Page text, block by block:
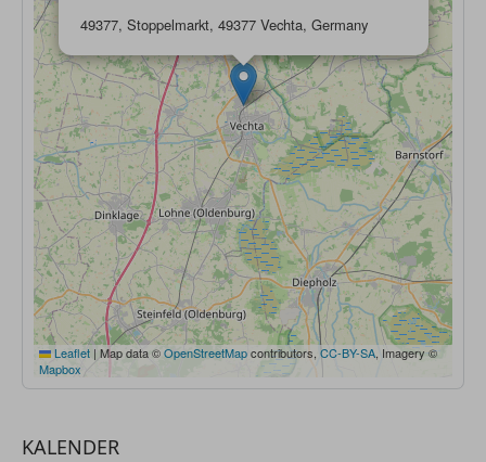
49377, Stoppelmarkt, 49377 Vechta, Germany
Leaflet | Map data ©OpenStreetMapcontributors, CC-BY-SA , Imagery ©
Mapbox
KALENDER